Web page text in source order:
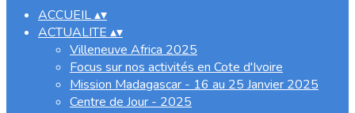
ACCUEIL▴▾
ACTUALITE ▴▾
Villeneuve Africa 2025
Focus sur nos activités en Cote d'Ivoire
Mission Madagascar - 16 au 25 Janvier 2025
Centre de Jour - 2025